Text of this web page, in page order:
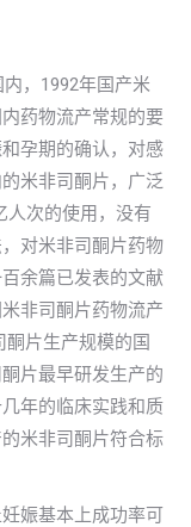
，1992年国产米
药物流产常规的要
孕期的确认，对感
米非司酮片，广泛
人次的使用，没有
对米非司酮片药物
余篇已发表的文献
非司酮片药物流产
片生产规模的国
片最早研发生产的
年的临床实践和质
米非司酮片符合标
娠基本上成功率可